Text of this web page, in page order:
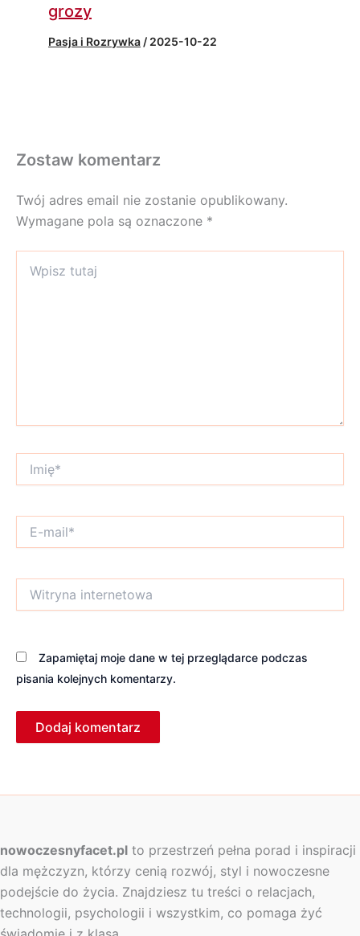
grozy
Pasja i Rozrywka / 2025-10-22
Zostaw komentarz
Twój adres email nie zostanie opublikowany.
Wymagane pola są oznaczone *
tutaj
mail*
internetowa
Zapamiętaj moje dane w tej przeglądarce podczas
pisania kolejnych komentarzy.
nowoczesnyfacet.pl to przestrzeń pełna porad i inspiracji
dla mężczyzn, którzy cenią rozwój, styl i nowoczesne
podejście do życia. Znajdziesz tu treści o relacjach,
technologii, psychologii i wszystkim, co pomaga żyć